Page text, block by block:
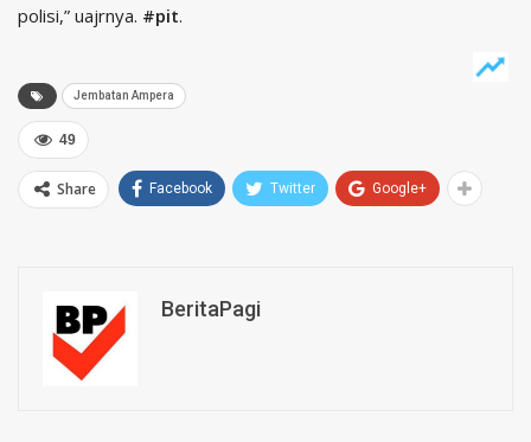
polisi,” uajrnya. #pit.
Jembatan Ampera
49
Share Facebook Twitter Google+
BeritaPagi